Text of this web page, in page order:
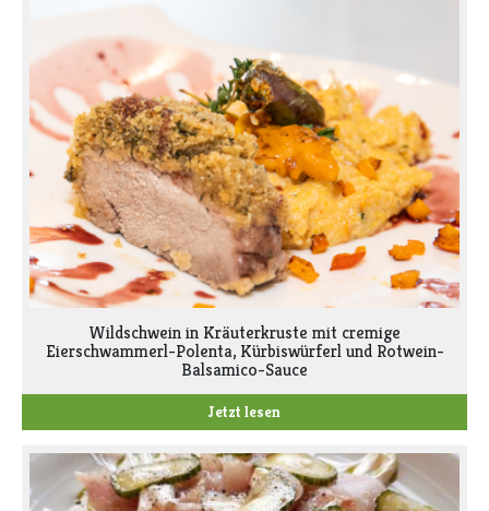
Wildschwein in Kräuterkruste mit cremige
Eierschwammerl-Polenta, Kürbiswürferl und Rotwein-
Balsamico-Sauce
Jetzt lesen